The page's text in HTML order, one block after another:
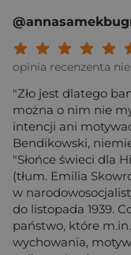
Twoja
Twoja
Twoja ocena:
Twoja ocena:
opinia recenzenta
"Zło jest dlatego
można o nim nie
intencji ani
Bendikowski,
"Słońce świeci dla
(tłum. Emilia
w
do listopada 1939.
państwo, które
wychowania,